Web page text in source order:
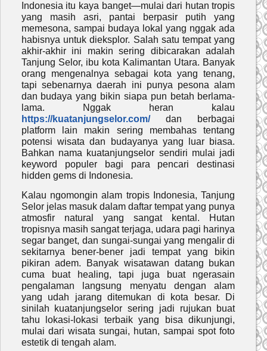
Indonesia itu kaya banget—mulai dari hutan tropis
yang masih asri, pantai berpasir putih yang
memesona, sampai budaya lokal yang nggak ada
habisnya untuk dieksplor. Salah satu tempat yang
akhir-akhir ini makin sering dibicarakan adalah
Tanjung Selor, ibu kota Kalimantan Utara. Banyak
orang mengenalnya sebagai kota yang tenang,
tapi sebenarnya daerah ini punya pesona alam
dan budaya yang bikin siapa pun betah berlama-
lama. Nggak heran kalau
https://kuatanjungselor.com/dan berbagai
platform lain makin sering membahas tentang
potensi wisata dan budayanya yang luar biasa.
Bahkan nama kuatanjungselor sendiri mulai jadi
keyword populer bagi para pencari destinasi
hidden gems di Indonesia.
Kalau ngomongin alam tropis Indonesia, Tanjung
Selor jelas masuk dalam daftar tempat yang punya
atmosfir natural yang sangat kental. Hutan
tropisnya masih sangat terjaga, udara pagi harinya
segar banget, dan sungai-sungai yang mengalir di
sekitarnya bener-bener jadi tempat yang bikin
pikiran adem. Banyak wisatawan datang bukan
cuma buat healing, tapi juga buat ngerasain
pengalaman langsung menyatu dengan alam
yang udah jarang ditemukan di kota besar. Di
sinilah kuatanjungselor sering jadi rujukan buat
tahu lokasi-lokasi terbaik yang bisa dikunjungi,
mulai dari wisata sungai, hutan, sampai spot foto
estetik di tengah alam.